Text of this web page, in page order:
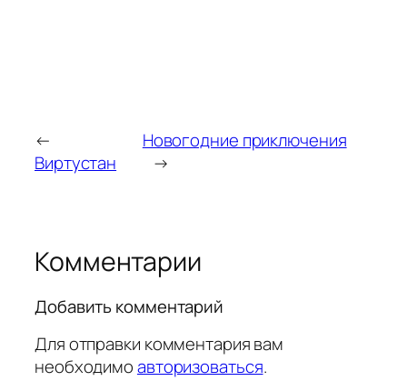
←
Виртустан
Новогодние приключения
→
Комментарии
Добавить комментарий
Для отправки комментария вам
необходимоавторизоваться.